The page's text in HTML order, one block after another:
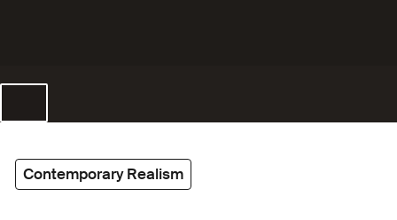
Contemporary Realism